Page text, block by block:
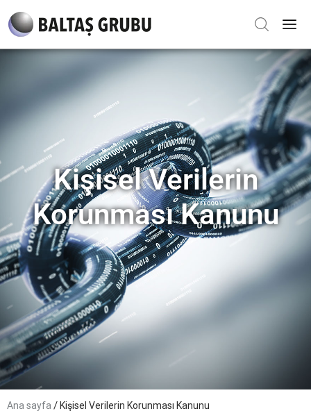
Kişisel Verilerin
Korunması Kanunu
Ana sayfa / Kişisel Verilerin Korunması Kanunu